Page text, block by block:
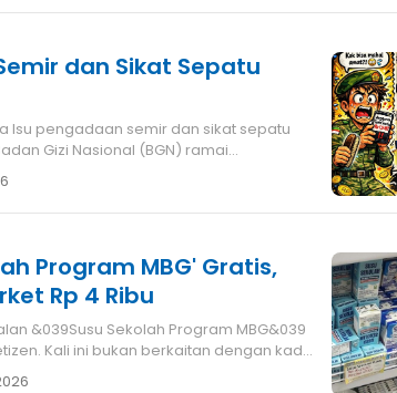
Gizi Nasional (BGN) ramai
Rp 4 Ribu
Kali ini bukan berkaitan dengan kadar